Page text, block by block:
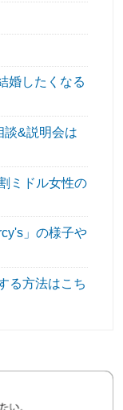
婚したくなる
談&説明会は
ミドル女性の
」の様子や
る方法はこち